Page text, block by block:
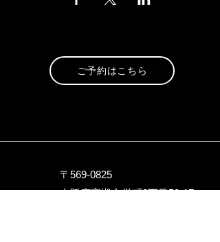
ご予約はこちら
〒569-0825
大阪府高槻市栄町2丁目50-17